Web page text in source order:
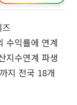
수익률에 연계
지수연계 파생
지 전국 18개